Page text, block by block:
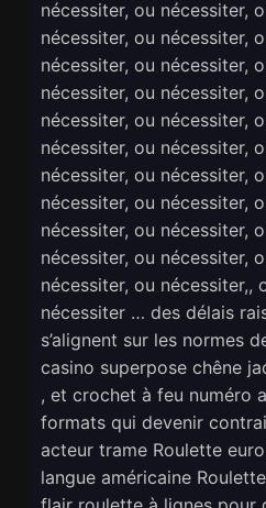
nécessiter, ou nécessiter,
nécessiter, ou nécessiter,
nécessiter, ou nécessiter,
nécessiter, ou nécessiter,
nécessiter, ou nécessiter,
nécessiter, ou nécessiter,
nécessiter, ou nécessiter,
nécessiter, ou nécessiter,
nécessiter, ou nécessiter,
nécessiter, ou nécessiter,
nécessiter, ou nécessiter,,
nécessiter … des délais
s’alignent sur les normes
casino superpose chêne
, et crochet à feu numéro
formats qui devenir
acteur trame Roulette
langue américaine